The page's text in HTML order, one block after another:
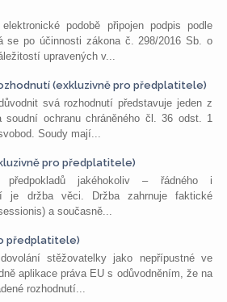
podobě připojen podpis podle
se po účinnosti zákona č. 298/2016 Sb. o
upravených v...
(exkluzivně pro předplatitele)
svá rozhodnutí představuje jeden z
soudní ochranu chráněného čl. 36 odst. 1
Soudy mají...
pro předplatitele)
jakéhokoliv – řádného i
je držba věci. Držba zahrnuje faktické
a současně...
předplatitele)
stěžovatelky jako nepřípustné ve
aplikace práva EU s odůvodněním, že na
rozhodnutí...